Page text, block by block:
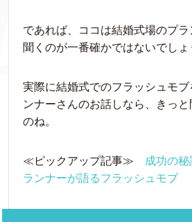
であれば、ココは結婚式場のプ
聞くのが一番確かではないでしょ
実際に結婚式でのフラッシュモ
ンナーさんのお話しなら、きっ
のね。
≪ピックアップ記事≫
成功の
ランナーが語るフラッシュモブ